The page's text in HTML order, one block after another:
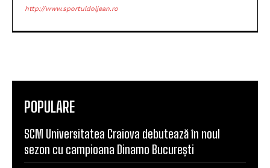
http://www.sportuldoljean.ro
POPULARE
SCM Universitatea Craiova debutează în noul
sezon cu campioana Dinamo București